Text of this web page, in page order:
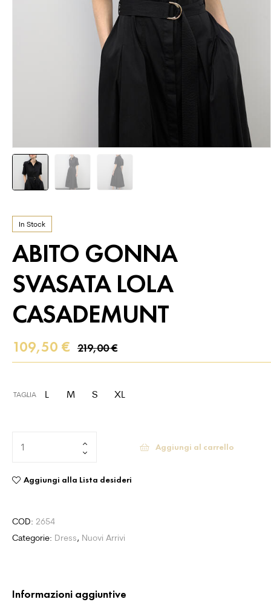
In Stock
ABITO GONNA
SVASATA LOLA
CASADEMUNT
219,00€
109,50 €
TAGLIA L M S XL
Aggiungi al carrello
Aggiungi alla Lista desideri
COD: 2654
Categorie: Dress, Nuovi Arrivi
Informazioni aggiuntive